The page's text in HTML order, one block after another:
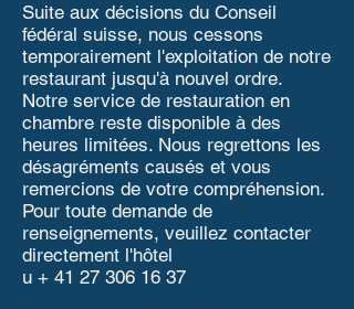
Suite aux décisions du Conseil
fédéral suisse, nous cessons
temporairement l'exploitation de notre
restaurant jusqu'à nouvel ordre.
Notre service de restauration en
chambre reste disponible à des
heures limitées. Nous regrettons les
désagréments causés et vous
remercions de votre compréhension.
Pour toute demande de
renseignements, veuillez contacter
directement l'hôtel
u + 41 27 306 16 37